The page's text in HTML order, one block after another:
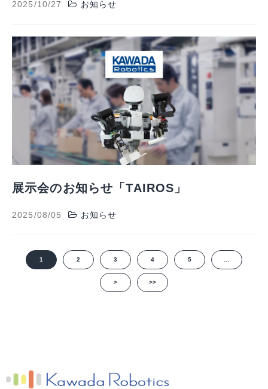
2025/10/27 お知らせ
展示会のお知らせ「TAIROS」
2025/08/05 お知らせ
1 2 3 4 5
> >>